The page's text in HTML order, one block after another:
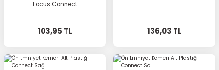
Focus Connect
103,95 TL 136,03 TL